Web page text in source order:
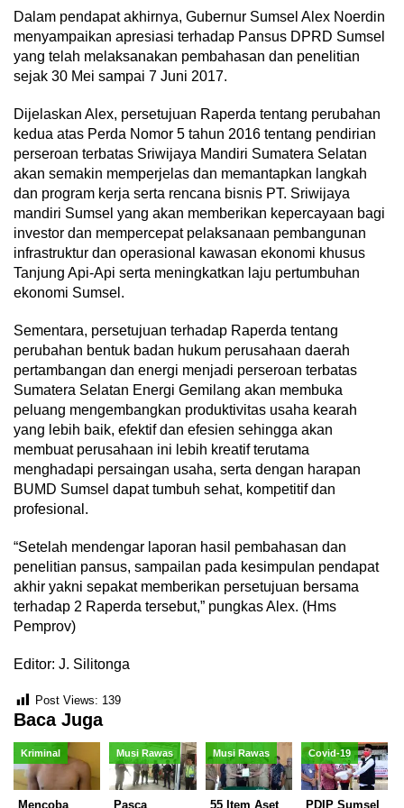
Dalam pendapat akhirnya, Gubernur Sumsel Alex Noerdin
menyampaikan apresiasi terhadap Pansus DPRD Sumsel
yang telah melaksanakan pembahasan dan penelitian
sejak 30 Mei sampai 7 Juni 2017.
Dijelaskan Alex, persetujuan Raperda tentang perubahan
kedua atas Perda Nomor 5 tahun 2016 tentang pendirian
perseroan terbatas Sriwijaya Mandiri Sumatera Selatan
akan semakin memperjelas dan memantapkan langkah
dan program kerja serta rencana bisnis PT. Sriwijaya
mandiri Sumsel yang akan memberikan kepercayaan bagi
investor dan mempercepat pelaksanaan pembangunan
infrastruktur dan operasional kawasan ekonomi khusus
Tanjung Api-Api serta meningkatkan laju pertumbuhan
ekonomi Sumsel.
Sementara, persetujuan terhadap Raperda tentang
perubahan bentuk badan hukum perusahaan daerah
pertambangan dan energi menjadi perseroan terbatas
Sumatera Selatan Energi Gemilang akan membuka
peluang mengembangkan produktivitas usaha kearah
yang lebih baik, efektif dan efesien sehingga akan
membuat perusahaan ini lebih kreatif terutama
menghadapi persaingan usaha, serta dengan harapan
BUMD Sumsel dapat tumbuh sehat, kompetitif dan
profesional.
“Setelah mendengar laporan hasil pembahasan dan
penelitian pansus, sampailan pada kesimpulan pendapat
akhir yakni sepakat memberikan persetujuan bersama
terhadap 2 Raperda tersebut,” pungkas Alex. (Hms
Pemprov)
Editor: J. Silitonga
Post Views: 139
Baca Juga
Kriminal
Mencoba
Musi Rawas
Pasca
Musi Rawas
55 Item Aset
Covid-19
PDIP Sumsel